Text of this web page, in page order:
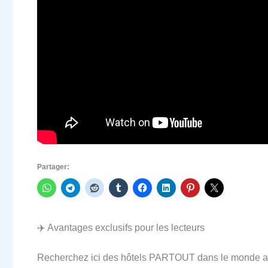
Partager:
✈️ Avantages exclusifs pour les lecteurs
Recherchez ici des hôtels PARTOUT dans le monde